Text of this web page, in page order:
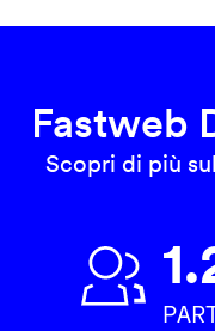
Fastweb
Scopri di più